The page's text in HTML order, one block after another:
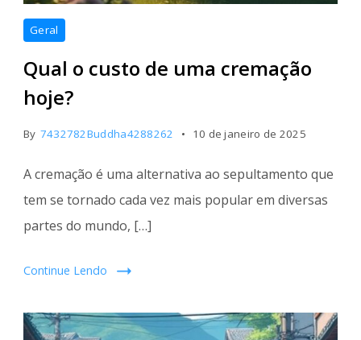
Geral
Qual o custo de uma cremação
hoje?
By 7432782Buddha4288262 10 de janeiro de 2025
A cremação é uma alternativa ao sepultamento que
tem se tornado cada vez mais popular em diversas
partes do mundo, […]
Continue Lendo